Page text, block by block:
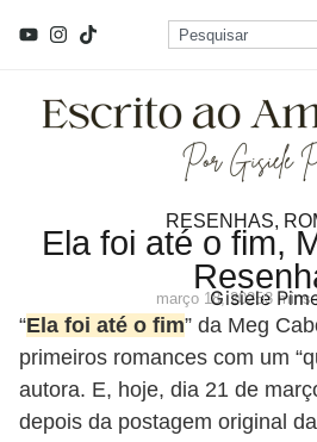
RESENHAS,
Ela foi até o fim,
Gisiele
março 18, 20253 mins
“Ela foi até o fim” da Meg
primeiros romances com um
autora. E, hoje, dia 21 de
depois da postagem original